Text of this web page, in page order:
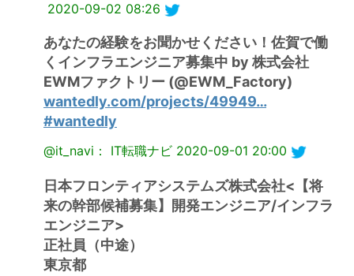
2020-09-02 08:26
あなたの経験をお聞かせください！佐賀で働
くインフラエンジニア募集中 by 株式会社
EWMファクトリー (@EWM_Factory)
wantedly.com/projects/49949…
#wantedly
@it_navi： IT転職ナビ 2020-09-01 20:00
日本フロンティアシステムズ株式会社<【将
来の幹部候補募集】開発エンジニア/インフラ
エンジニア>
正社員（中途）
東京都